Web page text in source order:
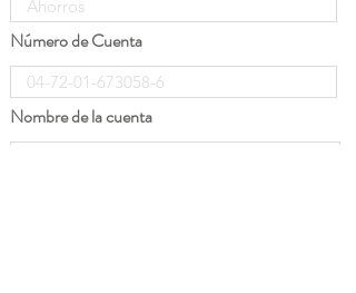
Número de Cuenta
Nombre de la cuenta